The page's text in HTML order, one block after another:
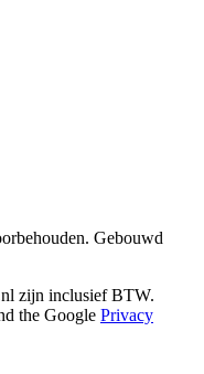
Gebouwd
zijn inclusief BTW.
the Google Privacy